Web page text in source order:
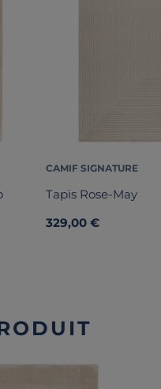
CAMIF SIGNATURE
Tapis Rose-May
329,00 €